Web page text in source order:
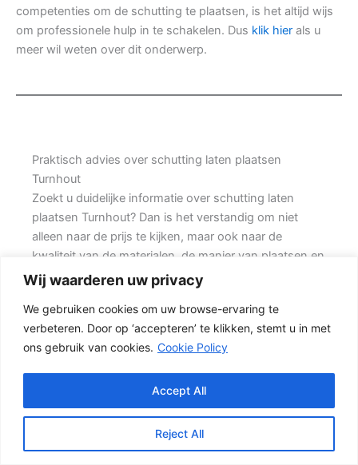
Wij waarderen uw privacy
We gebruiken cookies om uw browse-ervaring te
verbeteren. Door op ‘accepteren’ te klikken, stemt u in met
ons gebruik van cookies. Cookie Policy
Reject All
Accept All
competenties om de schutting te plaatsen, is het altijd wijs
om professionele hulp in te schakelen. Dus klik hier als u
meer wil weten over dit onderwerp.
Praktisch advies over schutting laten plaatsen
Turnhout
Zoekt u duidelijke informatie over schutting laten
plaatsen Turnhout? Dan is het verstandig om niet
alleen naar de prijs te kijken, maar ook naar de
kwaliteit van de materialen, de manier van plaatsen en
de levensduur van de complete schutting. Prins
en denkt mee over een duurzame oplossing.
Een goede schutting begint bij een duidelijke keuze.
Wilt u vooral privacy, dan is een dichte schutting
meestal de beste keuze. Ook de ondergrond, de
lengte van de schutting en de aanwezigheid van
poorten of hoeken hebben invloed op de beste
oplossing.